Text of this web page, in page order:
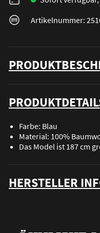
Artikelnummer:
Farbe: Blau
Material: 100%
Das Model ist 187 cm
HERSTELLER